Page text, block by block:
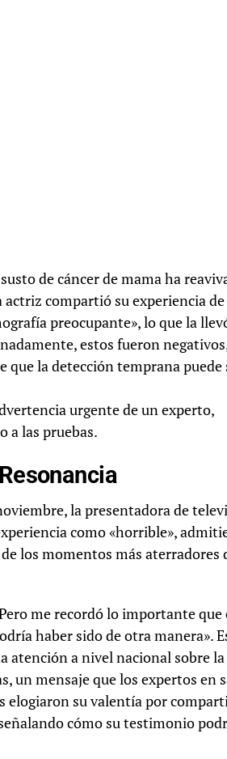
de cáncer de mama ha
compartió su experiencia de
preocupante», lo que la
estos fueron
la detección temprana puede
urgente de un experto,
a las pruebas.
la presentadora de
como «horrible»,
los momentos más aterradores
me recordó lo importante que
haber sido de otra manera».
atención a nivel nacional sobre la
un mensaje que los expertos en
elogiaron su valentía por
cómo su testimonio